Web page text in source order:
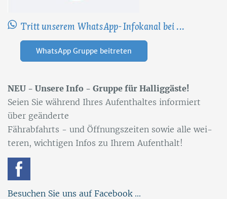
Tritt unserem WhatsApp-Infokanal bei ...
WhatsApp Gruppe beitreten
NEU - Un­se­re Info - Grup­pe für Hal­lig­gäs­te!
Sei­en Sie wäh­rend Ih­res Auf­ent­hal­tes in­for­miert
über ge­än­der­te
Fähr­ab­fahrts - und Öff­nungs­zei­ten so­wie alle wei­
te­ren, wich­ti­gen In­fos zu Ih­rem Auf­ent­halt!
Besuchen Sie uns auf Facebook ...